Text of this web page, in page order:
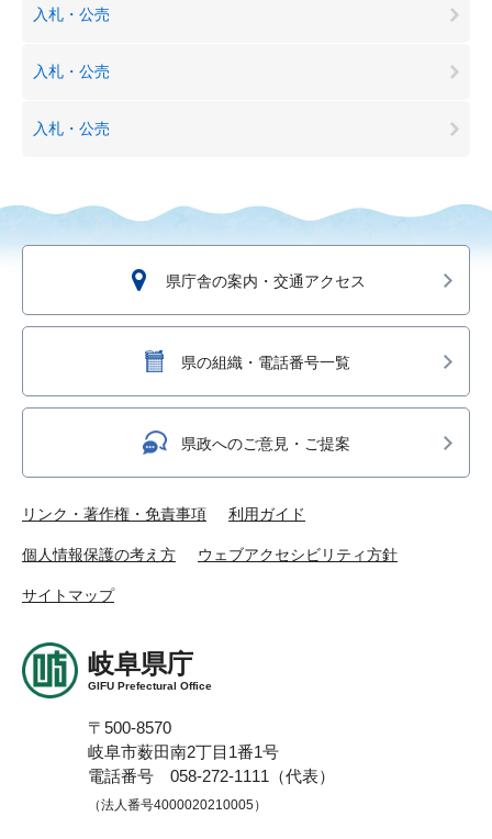
入札・公売
入札・公売
入札・公売
県庁舎の案内・交通アクセス
県の組織・電話番号一覧
県政へのご意見・ご提案
リンク・著作権・免責事項 利用ガイド
個人情報保護の考え方 ウェブアクセシビリティ方針
サイトマップ
岐阜県庁
GIFU Prefectural Office
〒500-8570
岐阜市薮田南2丁目1番1号
電話番号 058-272-1111（代表）
（法人番号4000020210005）